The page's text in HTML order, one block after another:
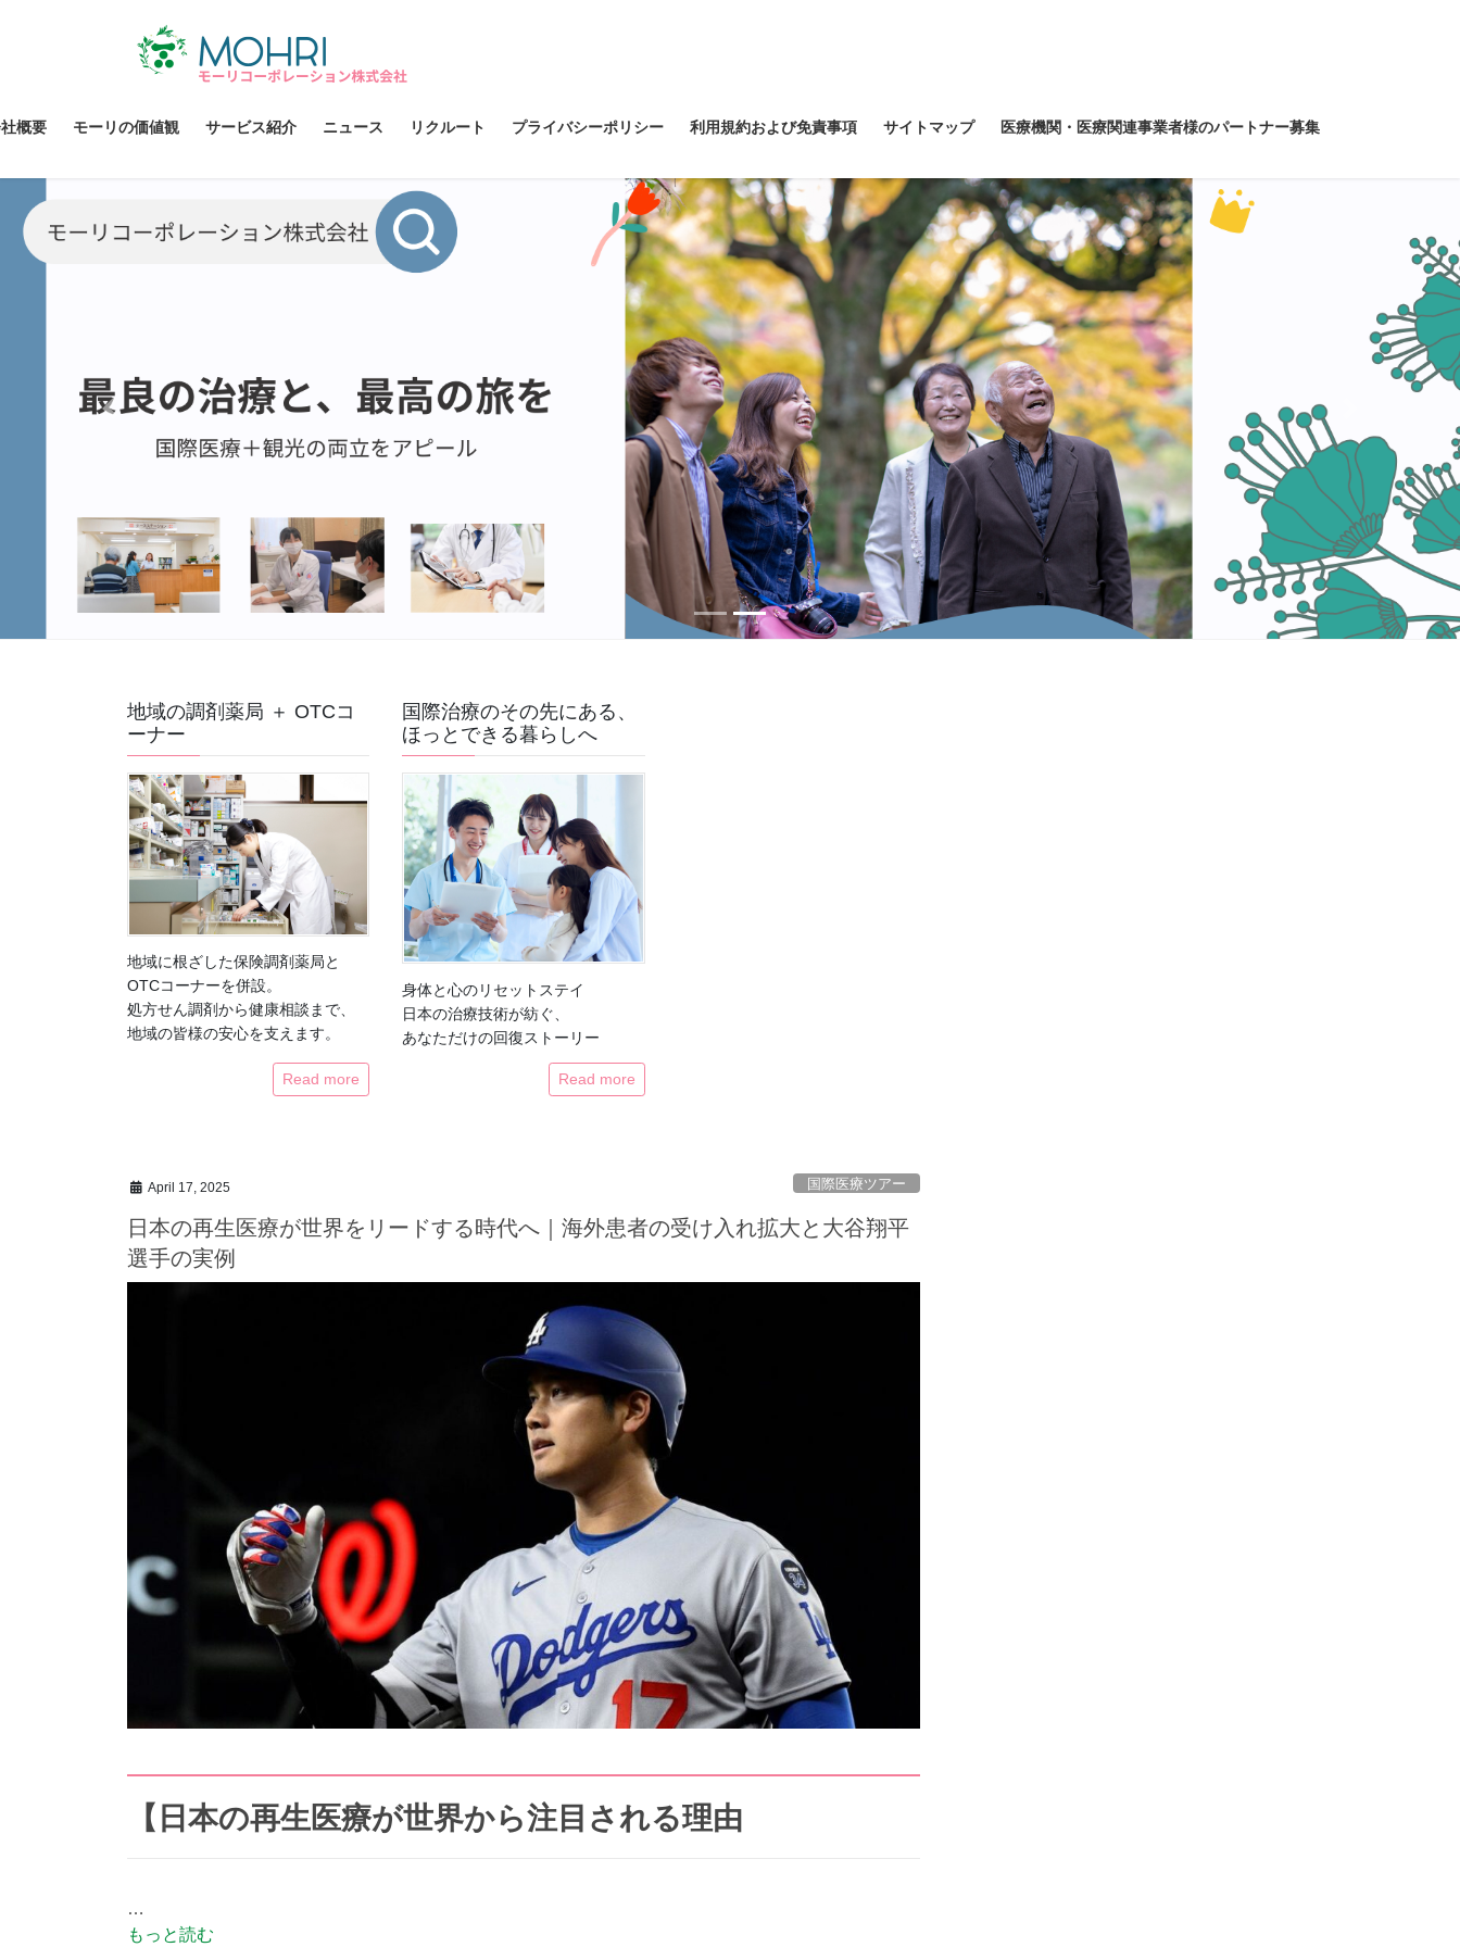
概要 モーリの価値観 サービス紹介 ニュース リクルート プライバシーポリシー 利用規約および免責事項 サイトマップ 医療機関・医療関連事業者様のパートナー募集
Previous
地域の調剤薬局 ＋ OTCコ
ーナー
地域に根ざした保険調剤薬局と
OTCコーナーを併設。
処方せん調剤から健康相談まで、
地域の皆様の安心を支えます。
Read more
国際治療のその先にある、
ほっとできる暮らしへ
身体と心のリセットステイ
日本の治療技術が紡ぐ、
あなただけの回復ストーリー
Read more
April 17, 2025 国際医療ツアー
日本の再生医療が世界をリードする時代へ｜海外患者の受け入れ拡大と大谷翔平
選手の実例
【日本の再生医療が世界から注目される理由
…
もっと読む